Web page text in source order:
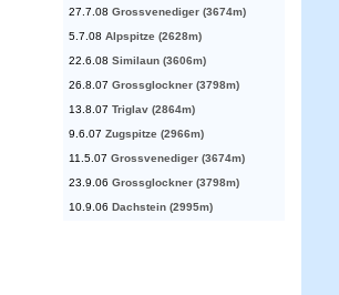
27.7.08 Grossvenediger (3674m)
5.7.08 Alpspitze (2628m)
22.6.08 Similaun (3606m)
26.8.07 Grossglockner (3798m)
13.8.07 Triglav (2864m)
9.6.07 Zugspitze (2966m)
11.5.07 Grossvenediger (3674m)
23.9.06 Grossglockner (3798m)
10.9.06 Dachstein (2995m)